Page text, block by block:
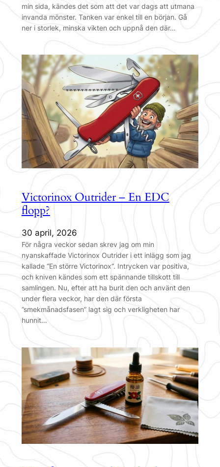
min sida, kändes det som att det var dags att utmana
invanda mönster. Tanken var enkel till en början. Gå
ner i storlek, minska vikten och uppnå den där…
Victorinox Outrider – En EDC
flopp?
30 april, 2026
För några veckor sedan skrev jag om min
nyanskaffade Victorinox Outrider i ett inlägg som jag
kallade “En större Victorinox“. Intrycken var positiva,
och kniven kändes som ett spännande tillskott till
samlingen. Nu, efter att ha burit den och använt den
under flera veckor, har den där första
”smekmånadsfasen” lagt sig och verkligheten har
hunnit…